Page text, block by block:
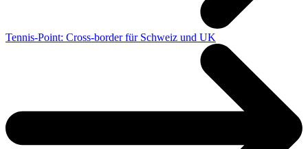
Tennis-Point: Cross-border für Schweiz und UK